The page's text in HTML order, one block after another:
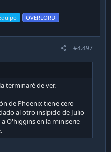
OVERLORD
#4.497
terminaré de ver.
de Phoenix tiene cero
al otro insípido de Julio
O'higgins en la miniserie